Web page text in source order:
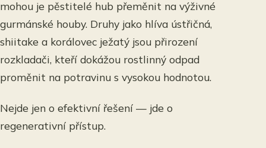
mohou je pěstitelé hub přeměnit na výživné
gurmánské houby. Druhy jako hlíva ústřičná,
shiitake a korálovec ježatý jsou přirození
rozkladači, kteří dokážou rostlinný odpad
proměnit na potravinu s vysokou hodnotou.
Nejde jen o efektivní řešení — jde o
regenerativní přístup.